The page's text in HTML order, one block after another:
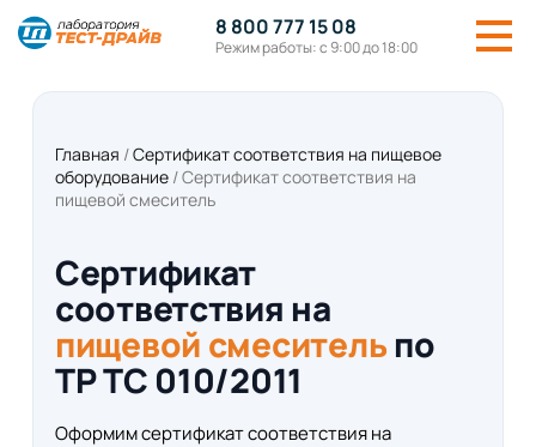
8 800 777 15 08
Режим работы: с 9:00 до 18:00
Главная /Сертификат соответствия на пищевое
оборудование /Сертификат соответствия на
пищевой смеситель
Сертификат
соответствия на
пищевой смеситель по
ТР ТС 010/2011
Оформим сертификат соответствия на